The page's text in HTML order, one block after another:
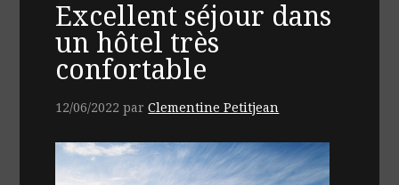
Excellent séjour dans
un hôtel très
confortable
12/06/2022 parClementine Petitjean